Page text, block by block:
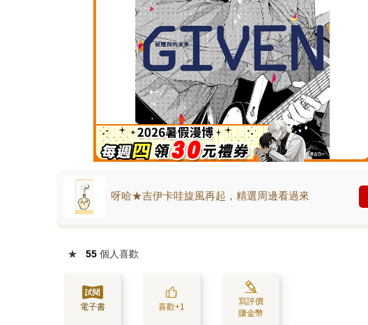
呀哈★吉伊卡哇旋風再起，精選周邊看過來
★ 55 個人喜歡
電子書 喜歡+1
寫評價
賺金幣